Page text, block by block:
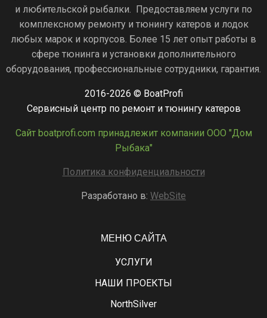
и любительской рыбалки. Предоставляем услуги по
комплексному ремонту и тюнингу катеров и лодок
любых марок и корпусов. Более 15 лет опыт работы в
сфере тюнинга и установки дополнительного
оборудования, профессиональные сотрудники, гарантия.
2016-2026 © BoatProfi
Сервисный центр по ремонт и тюнингу катеров
Сайт boatprofi.com принадлежит компании ООО "Дом
Рыбака"
Политика конфиденциальности
Разработано в: WebSite
МЕНЮ САЙТА
УСЛУГИ
НАШИ ПРОЕКТЫ
NorthSilver